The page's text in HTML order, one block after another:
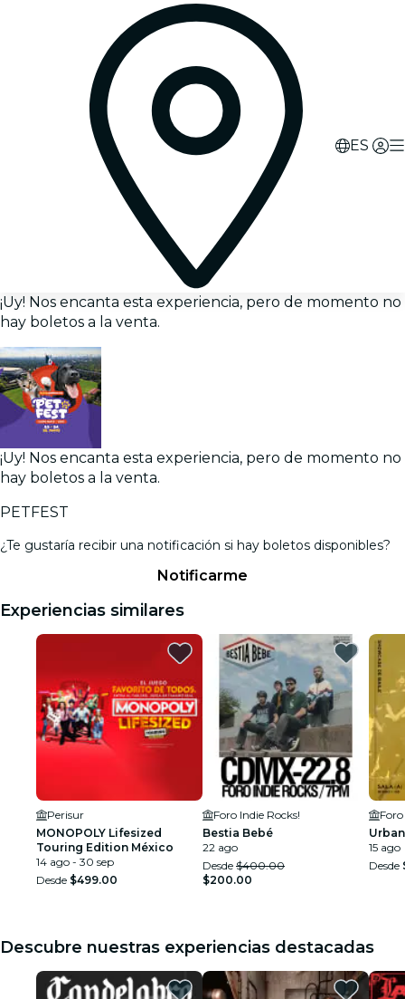
ES
¡Uy! Nos encanta esta experiencia, pero de momento no
hay boletos a la venta.
¡Uy! Nos encanta esta experiencia, pero de momento no
hay boletos a la venta.
PETFEST
¿Te gustaría recibir una notificación si hay boletos disponibles?
Notificarme
Experiencias similares
Perisur
MONOPOLY Lifesized
Touring Edition México
14 ago - 30 sep
Desde $499.00
Foro Indie Rocks!
Bestia Bebé
22 ago
Desde $400.00
$200.00
15 ago
Desde
Descubre nuestras experiencias destacadas